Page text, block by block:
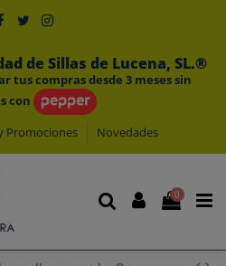
de Sillas de Lucena, SL.®
tus compras desde 3 meses sin
con
Promociones Novedades
0